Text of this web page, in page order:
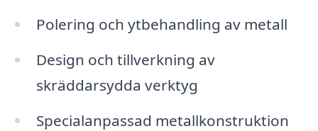
Polering och ytbehandling av metall
Design och tillverkning av
skräddarsydda verktyg
Specialanpassad metallkonstruktion